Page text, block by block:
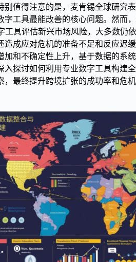
别值得注意的是，麦肯锡全球研究
字工具最能改善的核心问题。然而
工具评估新兴市场风险，大多数仍
造成应对危机的准备不足和反应迟
加和不确定性上升，基于数据的系
入探讨如何利用专业数字工具构建
，最终提升跨境扩张的成功率和危